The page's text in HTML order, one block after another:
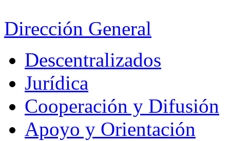
Dirección General
Descentralizados
Jurídica
Cooperación y Difusión
Apoyo y Orientación